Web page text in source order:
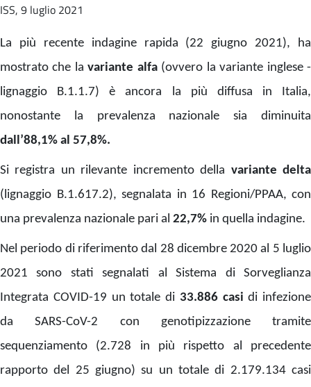
ISS, 9 luglio 2021
La più recente indagine rapida (22 giugno 2021), ha
mostrato che lavariante alfa(ovvero la variante inglese -
lignaggio B.1.1.7) è ancora la più diffusa in Italia,
nonostante la prevalenza nazionale sia diminuita
dall’88,1% al 57,8%.
Si registra un rilevante incremento della variante delta
(lignaggio B.1.617.2), segnalata in 16 Regioni/PPAA, con
una prevalenza nazionale pari al 22,7% in quella indagine.
Nel periodo di riferimento dal 28 dicembre 2020 al 5 luglio
2021 sono stati segnalati al Sistema di Sorveglianza
Integrata COVID-19 un totale di 33.886 casi di infezione
da SARS-CoV-2 con genotipizzazionetramite
sequenziamento (2.728 in più rispetto al precedente
rapporto del 25 giugno) su un totale di 2.179.134 casi